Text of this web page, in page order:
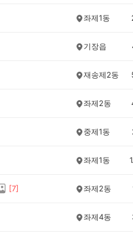
좌제1동
기장읍
재송제2동
좌제2동
중제1동
좌제1동
[7] 좌제2동
좌제4동